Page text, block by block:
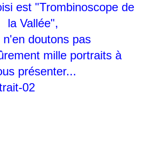
est "Trombinoscope de
la Vallée",
n'en doutons pas
mille portraits à
présenter...